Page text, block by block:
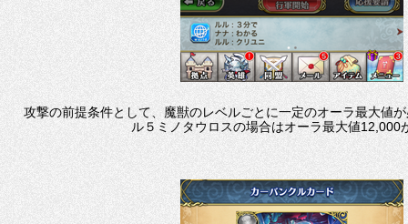
攻撃の前提条件として、魔獣のレベルごとに一定のオーラ最大値
ル５ミノタウロスの場合はオーラ最大値12,000